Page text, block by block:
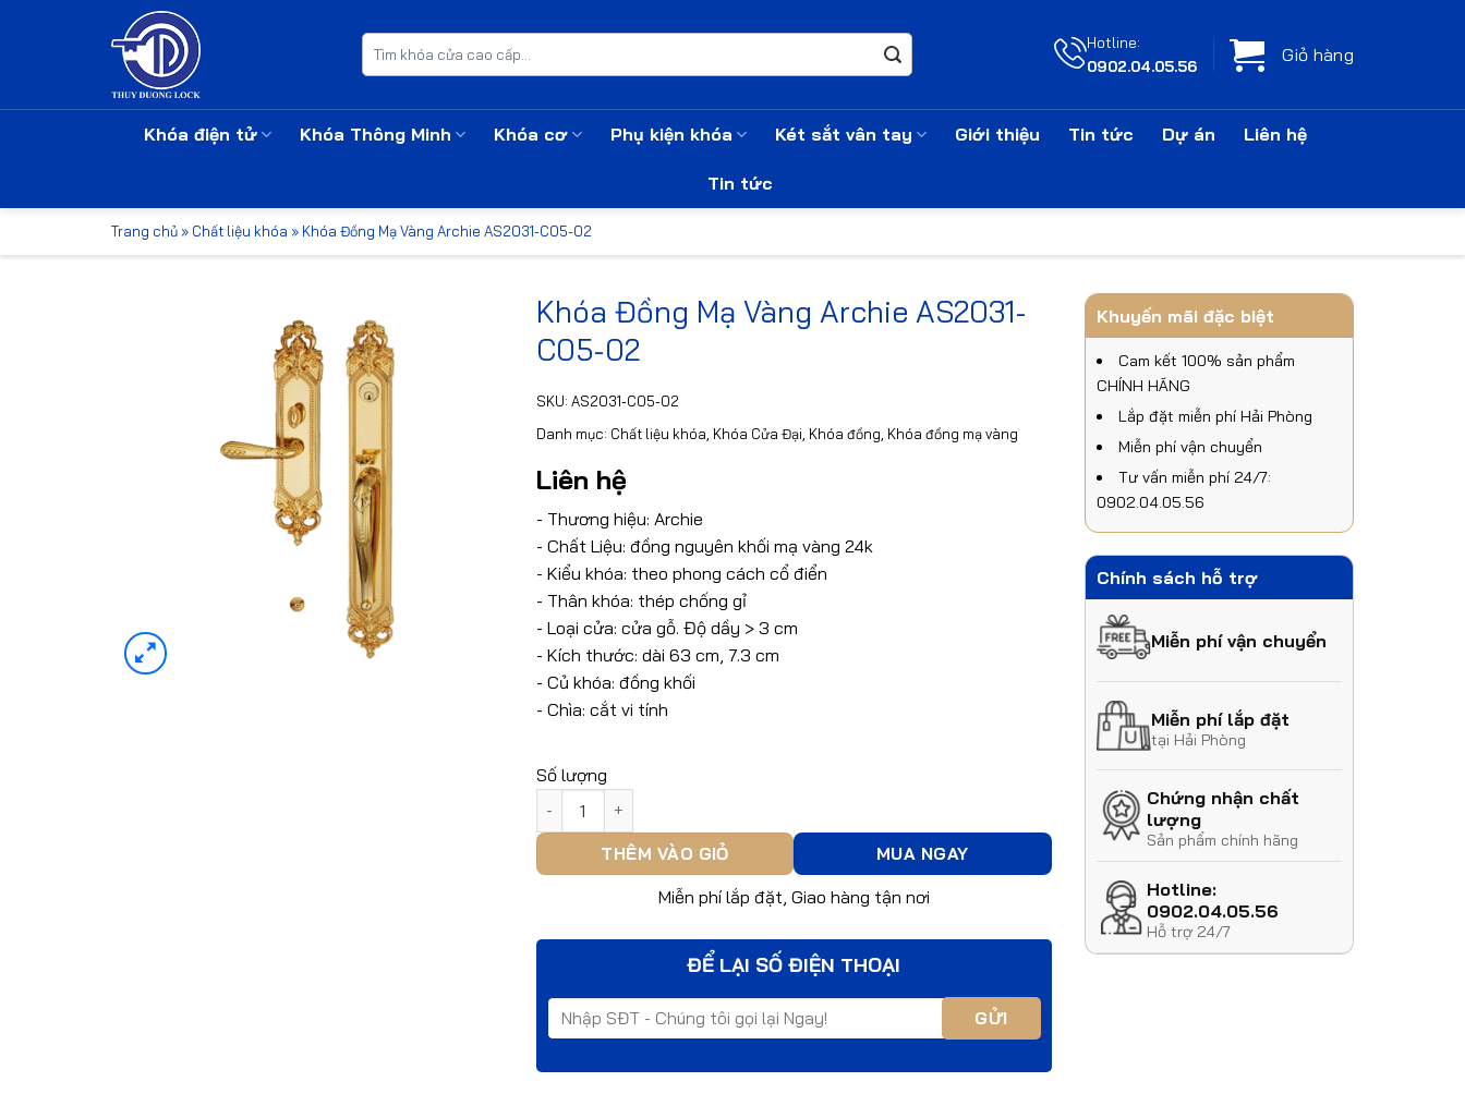
Tìm
kiếm:
Hotline:
0902.04.05.56
Giỏ hàng
Khóa điện tử Khóa Thông Minh Khóa cơ Phụ kiện khóa Két sắt vân tay Giới thiệu Tin tức Dự án Liên hệ
Tin tức
Trang chủ » Chất liệu khóa » Khóa Đồng Mạ Vàng Archie AS2031-C05-02
Khóa Đồng Mạ Vàng Archie AS2031-
C05-02
SKU: AS2031-C05-02
Danh mục: Chất liệu khóa Khóa Cửa Đại Khóa đồng Khóa đồng mạ vàng
Liên hệ
- Thương hiệu: Archie
- Chất Liệu: đồng nguyên khối mạ vàng 24k
- Kiểu khóa: theo phong cách cổ điển
- Thân khóa: thép chống gỉ
- Loại cửa: cửa gỗ. Độ dầy > 3 cm
- Kích thước: dài 63 cm, 7.3 cm
- Củ khóa: đồng khối
- Chìa: cắt vi tính
Số lượng
THÊM VÀO GIỎ
MUA NGAY
Miễn phí lắp đặt, Giao hàng tận nơi
ĐỂ LẠI SỐ ĐIỆN THOẠI
Khuyến mãi đặc biệt
Cam kết 100% sản phẩm
CHÍNH HÃNG
Lắp đặt miễn phí Hải Phòng
Miễn phí vận chuyển
Tư vấn miễn phí 24/7:
0902.04.05.56
Chính sách hỗ trợ
Miễn phí vận chuyển
Miễn phí lắp đặt
tại Hải Phòng
Chứng nhận chất
lượng
Sản phẩm chính hãng
Hotline:
0902.04.05.56
Hỗ trợ 24/7